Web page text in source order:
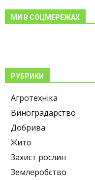
МИ В СОЦМЕРЕЖАХ
РУБРИКИ
Агротехніка
Виноградарство
Добрива
Жито
Захист рослин
Землеробство